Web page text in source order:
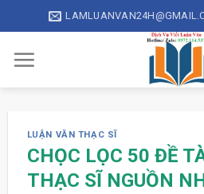
to
content
LUẬN VĂN THẠC SĨ
CHỌC LỌC 50 ĐỀ
THẠC SĨ NGUỒN